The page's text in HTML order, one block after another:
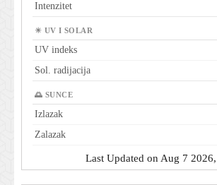
Intenzitet
☀ UV I SOLAR
UV indeks
Sol. radijacija
🌅 SUNCE
Izlazak
Zalazak
Last Updated on Aug 7